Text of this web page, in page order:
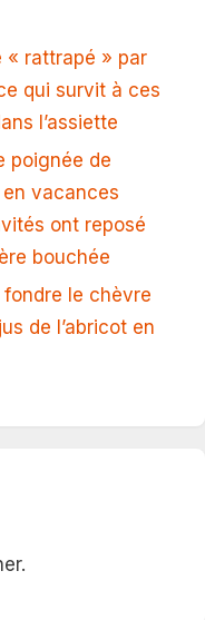
« rattrapé » par
qui survit à ces
l’assiette
poignée de
vacances
ont reposé
bouchée
le chèvre
de l’abricot en